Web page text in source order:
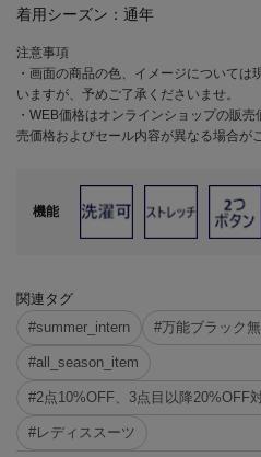
着用シーズン： 通年
注意事項
・画面の商品の色、イメージについて
いますが、予めご了承くださいませ。
・WEB価格はオンラインショップの販
売価格およびセール内容が異なる場合が
機能
関連タグ
#summer_intern
#万能ブラック
#all_season_item
#2点10%OFF、3点目以降20%OFF
#レディススーツ